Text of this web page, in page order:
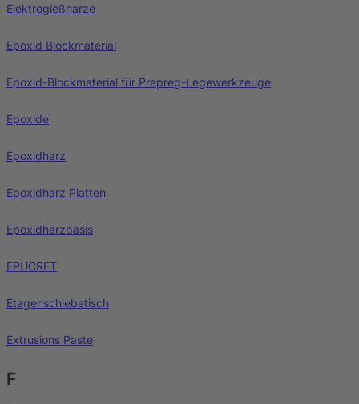
Elektrogießharze
Epoxid Blockmaterial
Epoxid-Blockmaterial für Prepreg-Legewerkzeuge
Epoxide
Epoxidharz
Epoxidharz Platten
Epoxidharzbasis
EPUCRET
Etagenschiebetisch
Extrusions Paste
F